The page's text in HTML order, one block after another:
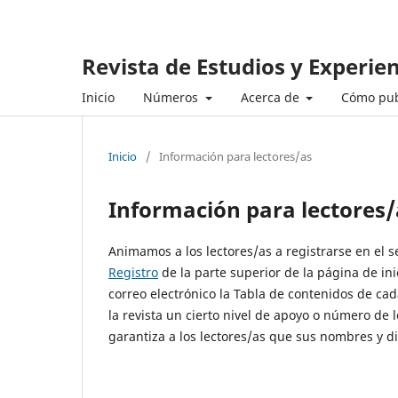
Revista de Estudios y
Inicio Números Acerca de Cómo
Inicio / Información para lectores/as
Información para
Animamos a los lectores/as a registrarse en el
Registro de la parte superior de la página de
correo electrónico la Tabla de contenidos de
la revista un cierto nivel de apoyo o número de
garantiza a los lectores/as que sus nombres y